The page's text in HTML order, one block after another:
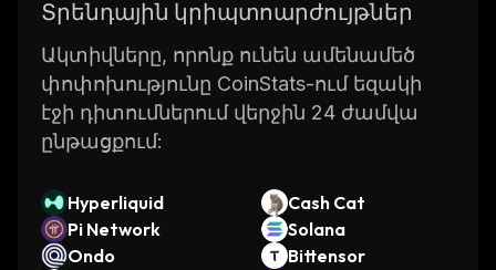
Տրենդային կրիպտոարժույթներ
Ակտիվները, որոնք ունեն ամենամեծ
փոփոխությունը CoinStats-ում եզակի
էջի դիտումներում վերջին 24 ժամվա
ընթացքում:
Hyperliquid
Cash Cat
Pi Network
Solana
Ondo
Bittensor